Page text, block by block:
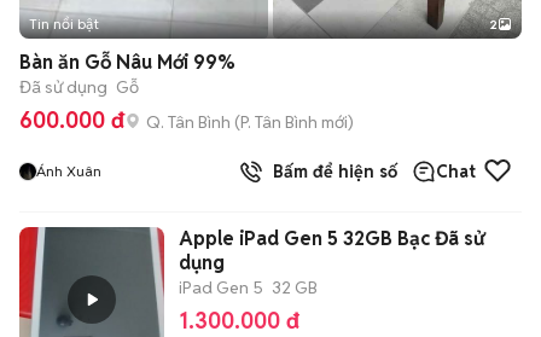
Tin nổi bật 2
Bàn ăn Gỗ Nâu Mới 99%
Đã sử dụng Gỗ
600.000 đ Q. Tân Bình (P. Tân Bình mới)
Ánh Xuân Bấm để hiện số Chat
Apple iPad Gen 5 32GB Bạc Đã sử
dụng
iPad Gen 5 32 GB
1.300.000 đ